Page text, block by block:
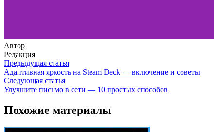
Автор
Редакция
Предыдущая статья
Адаптивная яркость на Steam Deck — включение и советы
Следующая статья
Улучшите письмо в сети — 10 простых способов
Похожие материалы